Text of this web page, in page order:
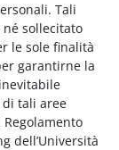
Tali
sollecitato
le sole finalità
garantirne la
tali aree
dell’Università